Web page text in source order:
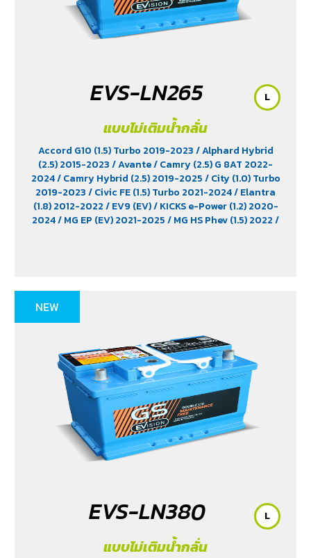
EVS-LN265
แบบไม่เติมน้ำกลั่น
Accord G10 (1.5) Turbo 2019-2023/ Alphard Hybrid
(2.5) 2015-2023/ Avante/ Camry (2.5) G 8AT 2022-
2024/ Camry Hybrid (2.5) 2019-2025/ City (1.0) Turbo
2019-2023/ Civic FE (1.5) Turbo 2021-2024/ Elantra
(1.8) 2012-2022/ EV9 (EV)/ KICKS e-Power (1.2) 2020-
2024/ MG EP (EV) 2021-2025/ MG HS Phev (1.5) 2022/
L
NEW
EVS-LN380
แบบไม่เติมน้ำกลั่น
L